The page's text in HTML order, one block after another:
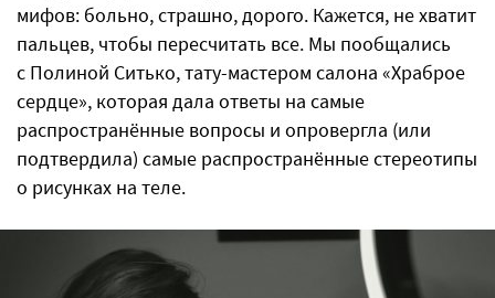
мифов: больно, страшно, дорого. Кажется, не хватит
пальцев, чтобы пересчитать все. Мы пообщались
с Полиной Ситько, тату-мастером салона «Храброе
сердце», которая дала ответы на самые
распространённые вопросы и опровергла (или
подтвердила) самые распространённые стереотипы
о рисунках на теле.